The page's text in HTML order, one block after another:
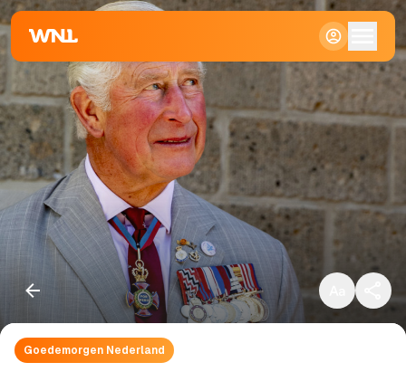
Klein
Standaard
Groot
Goedemorgen Nederland